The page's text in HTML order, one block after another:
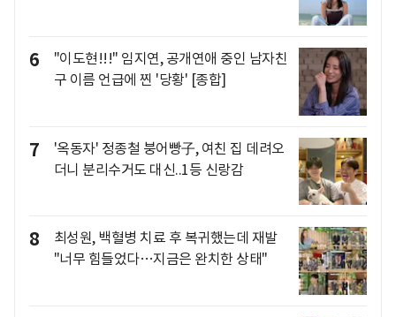
6
"이도현!!!" 임지연, 공개연애 중인 남자친
구 이름 언급에 찐 '당황' [종합]
7
'옥동자' 정종철 붕어빵子, 여친 집 데려오
더니 분리수거도 대신..1등 신랑감
8
최성원, 백혈병 치료 후 복귀했는데 재발
"너무 힘들었다…지금은 완치한 상태"